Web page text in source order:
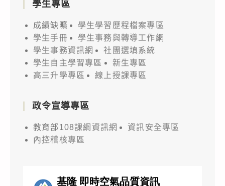
學生專區
成績缺曠
學生學習歷程檔案專區
學生手冊
學生事務與轉導工作網
學生事務資訊網
社團選填系統
學生自主學習專區
新生專區
高三升學專區
線上授課專區
政令宣導專區
教育部108課綱資訊網
資訊安全專區
內控稽核專區